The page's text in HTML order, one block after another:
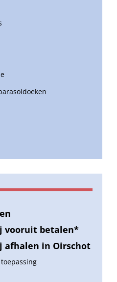
vooruit betalen*
afhalen in Oirschot